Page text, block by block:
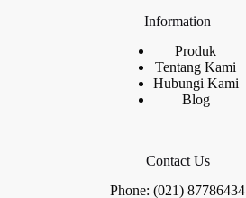
Information
Produk
Tentang Kami
Hubungi Kami
Blog
Contact Us
Phone: (021) 87786434